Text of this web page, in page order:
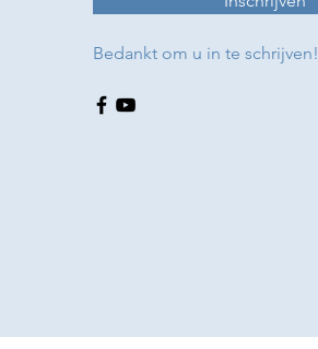
Bedankt om u in te schrijven!